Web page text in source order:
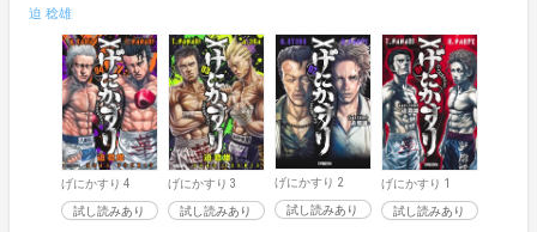
迫 稔雄
げにかすり 4
試し読みあり
げにかすり 3
試し読みあり
げにかすり 2
試し読みあり
げにかすり 1
試し読みあり